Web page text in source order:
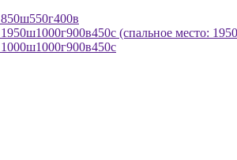
850ш550г400в
1950ш1000г900в450с (спальное место:
1000ш1000г900в450с